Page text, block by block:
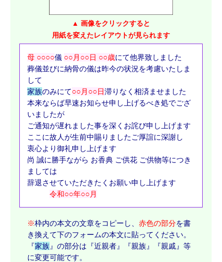
▲ 画像をクリックすると
用紙を変えたレイアウトが見られます
母 ○○○○儀 ○○月○○日 ○○歳にて他界致しました
葬儀並びに納骨の儀は昨今の状況を考慮いたしま
して
家族のみにて○○月○○日滞りなく相済ませました
本来ならば早速お知らせ申し上げるべき処でござ
いましたが
ご通知が遅れました事を深くお詫び申し上げます
ここに故人が生前中賜りましたご厚誼に深謝し
衷心より御礼申し上げます
尚 誠に勝手ながら お香典 ご供花 ご供物等につき
ましては
辞退させていただきたくお願い申し上げます
令和○○年○○月
※枠内の本文の文章をコピーし、 赤色の部分を書
き換えて下のフォームの本文に貼ってください。
『家族』の部分は『近親者』『親族』『親戚』等
に変更可能です。